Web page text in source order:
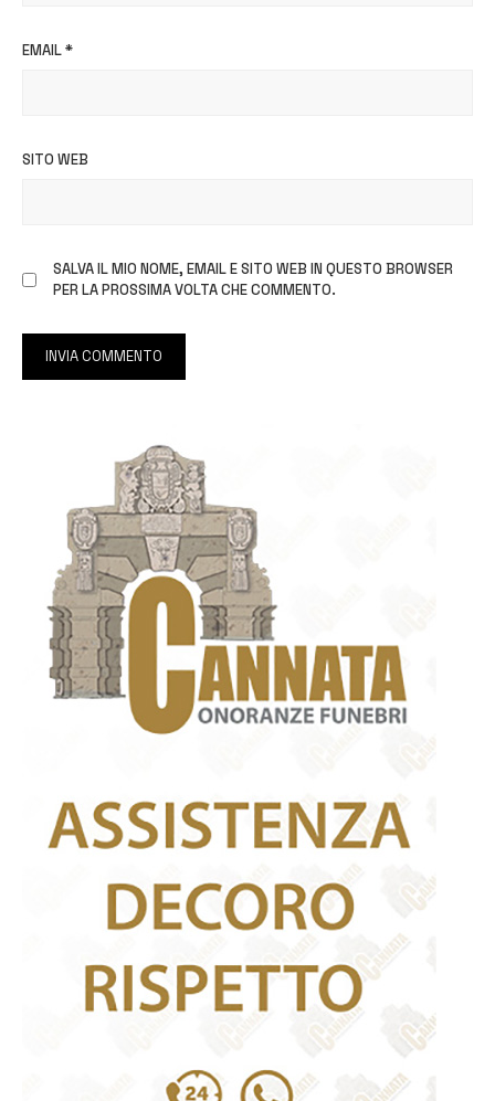
EMAIL*
SITO WEB
SALVA IL MIO NOME, EMAIL E SITO WEB IN QUESTO BROWSER
PER LA PROSSIMA VOLTA CHE COMMENTO.